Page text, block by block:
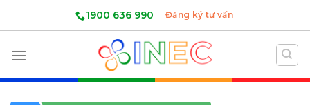
1900 636 990 Đăng ký tư vấn